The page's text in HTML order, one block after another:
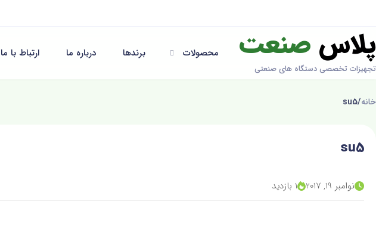
پلاس صنعت
تجهیزات تخصصی دستگاه های صنعتی
محصولات برندها درباره ما ارتباط با ما
خانه/
su5
su5
نوامبر 19, 2017 1 بازدید